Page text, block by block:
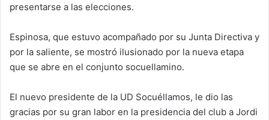
presentarse a las elecciones.
Espinosa, que estuvo acompañado por su Junta Directiva y
por la saliente, se mostró ilusionado por la nueva etapa
que se abre en el conjunto socuellamino.
El nuevo presidente de la UD Socuéllamos, le dio las
gracias por su gran labor en la presidencia del club a Jordi